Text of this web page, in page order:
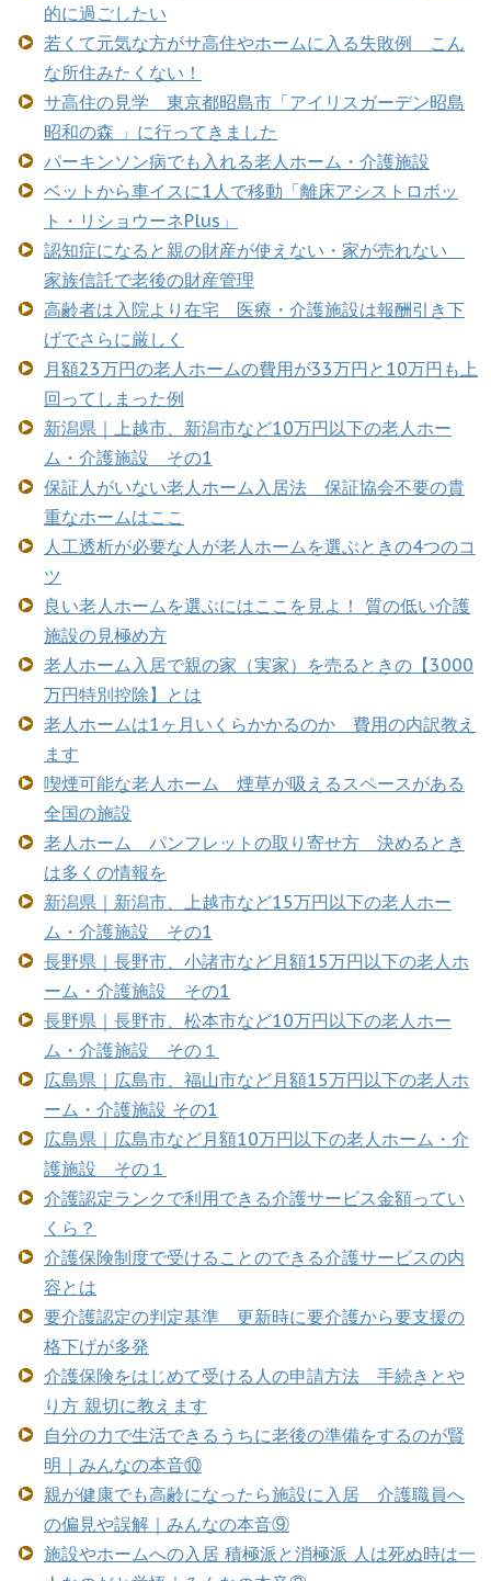
的に過ごしたい
若くて元気な方がサ高住やホームに入る失敗例 こん
な所住みたくない！
サ高住の見学 東京都昭島市「アイリスガーデン昭島
昭和の森 」に行ってきました
パーキンソン病でも入れる老人ホーム・介護施設
ベットから車イスに1人で移動「離床アシストロボッ
ト・リショウーネPlus」
認知症になると親の財産が使えない・家が売れない
家族信託で老後の財産管理
高齢者は入院より在宅 医療・介護施設は報酬引き下
げでさらに厳しく
月額23万円の老人ホームの費用が33万円と10万円も上
回ってしまった例
新潟県｜上越市、新潟市など10万円以下の老人ホー
ム・介護施設 その1
保証人がいない老人ホーム入居法 保証協会不要の貴
重なホームはここ
人工透析が必要な人が老人ホームを選ぶときの4つのコ
ツ
良い老人ホームを選ぶにはここを見よ！ 質の低い介護
施設の見極め方
老人ホーム入居で親の家（実家）を売るときの【3000
万円特別控除】とは
老人ホームは1ヶ月いくらかかるのか 費用の内訳教え
ます
喫煙可能な老人ホーム 煙草が吸えるスペースがある
全国の施設
老人ホーム パンフレットの取り寄せ方 決めるとき
は多くの情報を
新潟県｜新潟市、上越市など15万円以下の老人ホー
ム・介護施設 その1
長野県｜長野市、小諸市など月額15万円以下の老人ホ
ーム・介護施設 その1
長野県｜長野市、松本市など10万円以下の老人ホー
ム・介護施設 その１
広島県｜広島市、福山市など月額15万円以下の老人ホ
ーム・介護施設 その1
広島県｜広島市など月額10万円以下の老人ホーム・介
護施設 その１
介護認定ランクで利用できる介護サービス金額ってい
くら？
介護保険制度で受けることのできる介護サービスの内
容とは
要介護認定の判定基準 更新時に要介護から要支援の
格下げが多発
介護保険をはじめて受ける人の申請方法 手続きとや
り方 親切に教えます
自分の力で生活できるうちに老後の準備をするのが賢
明｜みんなの本音⑩
親が健康でも高齢になったら施設に入居 介護職員へ
の偏見や誤解｜みんなの本音⑨
施設やホームへの入居 積極派と消極派 人は死ぬ時は一